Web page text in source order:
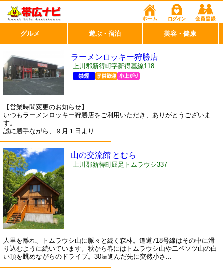
ラーメンロッキー狩勝店
上川郡新得町字新得基線118
【営業時間変更のお知らせ】
いつもラーメンロッキー狩勝店をご利用いただき、ありがとうございま
す。
誠に勝手ながら、９月１日より ...
山の交流館 とむら
上川郡新得町屈足トムラウシ337
人里を離れ、トムラウシ山に脈々と続く森林。道道718号線はその中に滑
り込むように続いています。秋から春にはトムラウシ山や二ペソツ山の白
い頂を眺めながらのドライブ。30㎞進んだ先に突然小さ...
グルメ 遊ぶ・宿泊 美容・健康